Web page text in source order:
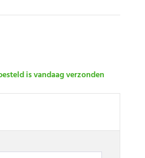
is vandaag verzonden